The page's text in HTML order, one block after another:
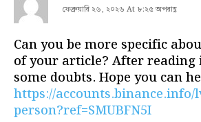
ফেব্রুয়ারি ২৬, ২০২৬ At ৮:২৫ অপরাহ্ণ
Can you be more specific
of your article? After reading
some doubts. Hope you can
https://
person?ref=SMUBFN5I